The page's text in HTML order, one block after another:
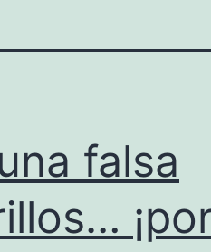
falsa